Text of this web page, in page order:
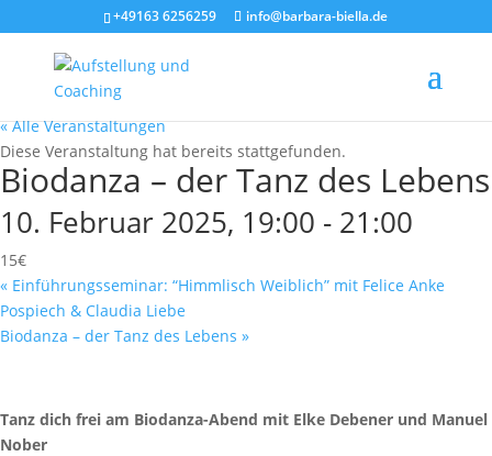
+49163 6256259 info@barbara-biella.de
« Alle Veranstaltungen
Diese Veranstaltung hat bereits stattgefunden.
Biodanza – der Tanz des Lebens
10. Februar 2025, 19:00 - 21:00
15€
« Einführungsseminar: “Himmlisch Weiblich” mit Felice Anke
Pospiech & Claudia Liebe
Biodanza – der Tanz des Lebens »
Tanz dich frei am Biodanza-Abend mit Elke Debener und Manuel
Nober